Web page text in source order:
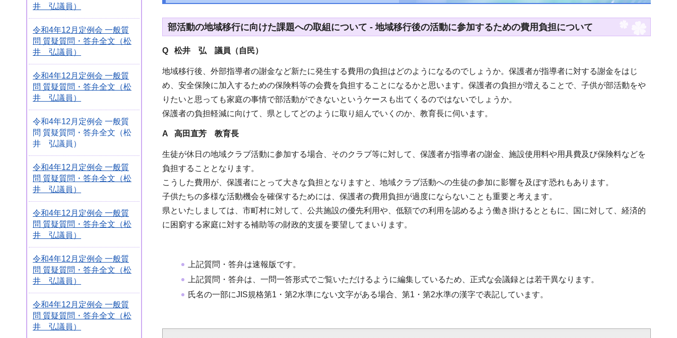
井 弘議員）
令和4年12月定例会 一般質
問 質疑質問・答弁全文（松
井 弘議員）
令和4年12月定例会 一般質
問 質疑質問・答弁全文（松
井 弘議員）
令和4年12月定例会 一般質
問 質疑質問・答弁全文（松
井 弘議員）
令和4年12月定例会 一般質
問 質疑質問・答弁全文（松
井 弘議員）
令和4年12月定例会 一般質
問 質疑質問・答弁全文（松
井 弘議員）
令和4年12月定例会 一般質
問 質疑質問・答弁全文（松
井 弘議員）
令和4年12月定例会 一般質
問 質疑質問・答弁全文（松
井 弘議員）
部活動の地域移行に向けた課題への取組について - 地域移行後の活動に参加するための費用負担について
Q 松井 弘 議員（自民）
地域移行後、外部指導者の謝金など新たに発生する費用の負担はどのようになるのでしょうか。保護者が指導者に対する謝金をはじ
め、安全保険に加入するための保険料等の会費を負担することになるかと思います。保護者の負担が増えることで、子供が部活動をや
りたいと思っても家庭の事情で部活動ができないというケースも出てくるのではないでしょうか。
保護者の負担軽減に向けて、県としてどのように取り組んでいくのか、教育長に伺います。
A 高田直芳 教育長
生徒が休日の地域クラブ活動に参加する場合、そのクラブ等に対して、保護者が指導者の謝金、施設使用料や用具費及び保険料などを
負担することとなります。
こうした費用が、保護者にとって大きな負担となりますと、地域クラブ活動への生徒の参加に影響を及ぼす恐れもあります。
子供たちの多様な活動機会を確保するためには、保護者の費用負担が過度にならないことも重要と考えます。
県といたしましては、市町村に対して、公共施設の優先利用や、低額での利用を認めるよう働き掛けるとともに、国に対して、経済的
に困窮する家庭に対する補助等の財政的支援を要望してまいります。
上記質問・答弁は速報版です。
上記質問・答弁は、一問一答形式でご覧いただけるように編集しているため、正式な会議録とは若干異なります。
氏名の一部にJIS規格第1・第2水準にない文字がある場合、第1・第2水準の漢字で表記しています。